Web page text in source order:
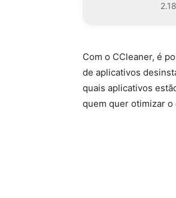
Com o CCleaner, é
de aplicativos
quais aplicativos
quem quer otimizar o